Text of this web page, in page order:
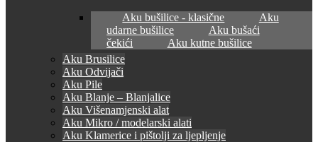
Aku bušilice - klasične
Aku
udarne bušilice
Aku bušaći
čekići
Aku kutne bušilice
Aku Brusilice
Aku Odvijači
Aku Pile
Aku Blanje – Blanjalice
Aku Višenamjenski alat
Aku Mikro / modelarski alati
Aku Klamerice i pištolji za ljepljenje